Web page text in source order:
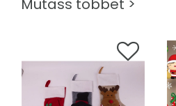
Mutass többet >